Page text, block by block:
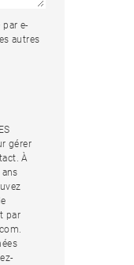
par e-
autres
gérer
À
par